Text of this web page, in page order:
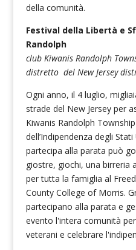
della comunità.
Festival della Libertà e
Randolph
club Kiwanis Randolph
distretto del New Jersey
Ogni anno, il 4 luglio,
strade del New Jersey per
Kiwanis Randolph
dell’Indipendenza degli
partecipa alla parata può
giostre, giochi, una birreria
per tutta la famiglia al
County College of Morris.
partecipano alla parata e
evento l'intera comunità
veterani e celebrare